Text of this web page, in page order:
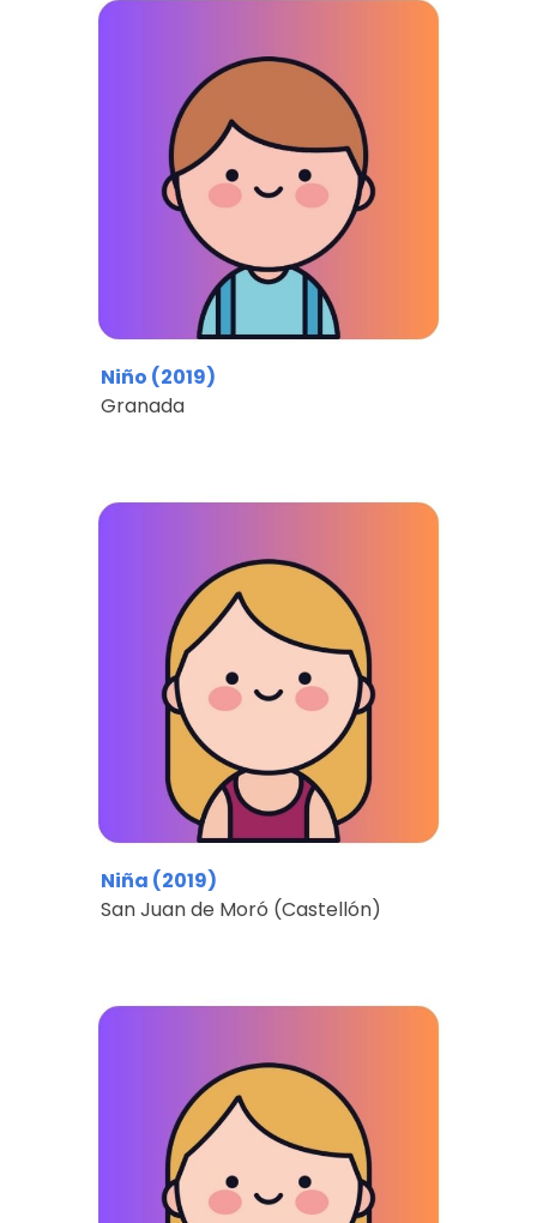
Niño (2019)
Granada
Niña (2019)
San Juan de Moró (Castellón)